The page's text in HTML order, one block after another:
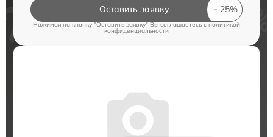
Оставить заявку
Нажимая на кнопку "Оставить заявку" Вы соглашаетесь c политикой
конфиденциальности